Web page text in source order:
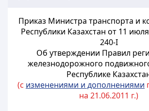
Приказ Министра транспорта и
Республики Казахстан от 11
240-I
Об утверждении Правил
железнодорожного
Республике
(с изменениями и дополнениями
на 21.06.2011 г.)